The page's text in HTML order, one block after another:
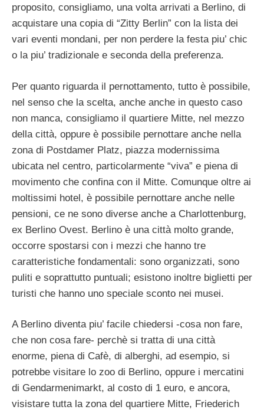
proposito, consigliamo, una volta arrivati a Berlino, di
acquistare una copia di “Zitty Berlin” con la lista dei
vari eventi mondani, per non perdere la festa piu’ chic
o la piu’ tradizionale e seconda della preferenza.
Per quanto riguarda il pernottamento, tutto è possibile,
nel senso che la scelta, anche anche in questo caso
non manca, consigliamo il quartiere Mitte, nel mezzo
della città, oppure è possibile pernottare anche nella
zona di Postdamer Platz, piazza modernissima
ubicata nel centro, particolarmente “viva” e piena di
movimento che confina con il Mitte. Comunque oltre ai
moltissimi hotel, è possibile pernottare anche nelle
pensioni, ce ne sono diverse anche a Charlottenburg,
ex Berlino Ovest. Berlino è una città molto grande,
occorre spostarsi con i mezzi che hanno tre
caratteristiche fondamentali: sono organizzati, sono
puliti e soprattutto puntuali; esistono inoltre biglietti per
turisti che hanno uno speciale sconto nei musei.
A Berlino diventa piu’ facile chiedersi -cosa non fare,
che non cosa fare- perchè si tratta di una città
enorme, piena di Cafè, di alberghi, ad esempio, si
potrebbe visitare lo zoo di Berlino, oppure i mercatini
di Gendarmenimarkt, al costo di 1 euro, e ancora,
visistare tutta la zona del quartiere Mitte, Friederich